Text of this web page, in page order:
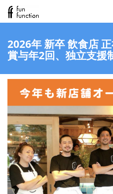
2026年 新卒 飲食店
賞与年2回、独立支援